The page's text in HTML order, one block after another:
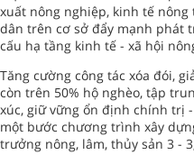
xuất nông nghiệp, kinh tế
dân trên cơ sở đẩy mạnh phát
cấu hạ tầng kinh tế - xã hội
Tăng cường công tác xóa đói,
còn trên 50% hộ nghèo, tập
xúc, giữ vững ổn định chính trị
một bước chương trình xây
trưởng nông, lâm, thủy sản 3 -